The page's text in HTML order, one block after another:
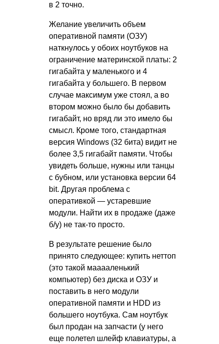
в 2 точно.
Желание увеличить объем
оперативной памяти (ОЗУ)
наткнулось у обоих ноутбуков на
ограничение материнской платы: 2
гигабайта у маленького и 4
гигабайта у большего. В первом
случае максимум уже стоял, а во
втором можно было бы добавить
гигабайт, но вряд ли это имело бы
смысл. Кроме того, стандартная
версия Windows (32 бита) видит не
более 3,5 гигабайт памяти. Чтобы
увидеть больше, нужны или танцы
с бубном, или установка версии 64
bit. Другая проблема с
оперативкой — устаревшие
модули. Найти их в продаже (даже
б/у) не так-то просто.
В результате решение было
принято следующее: купить неттоп
(это такой мааааленький
компьютер) без диска и ОЗУ и
поставить в него модули
оперативной памяти и HDD из
большего ноутбука. Сам ноутбук
был продан на запчасти (у него
еще полетел шлейф клавиатуры, а